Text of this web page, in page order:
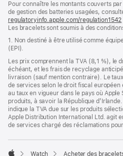
une
nouvelle
fenêtre)
Pour connaître les montants couverts
de gestion des batteries usagées,
regulatoryinfo.apple.com/regulation1542
Les bracelets sont soumis à des
1. Non destiné à être utilisé comme
(EPI).
Les prix comprennent la TVA (8,1 %), le
échéant, et les frais de recyclage
livraison (sauf mention contraire). Le
de services selon le droit fiscal
au taux en vigueur dans le pays où
produits, à savoir la République
indique la TVA due sur les produits
Apple Distribution International Ltd. agit
de services chargé des réclamations
Watch
Acheter des